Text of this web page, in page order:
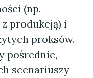
(np.
produkcją) i
proksów.
pośrednie,
scenariuszy